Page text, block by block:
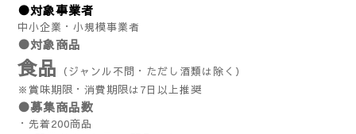
●対象事業者
中小企業・小規模事業者
●対象商品
食品
（ジャンル不問・ただし酒類は除く）
※賞味期限・消費期限は7日以上推奨
●募集商品数
・先着200商品